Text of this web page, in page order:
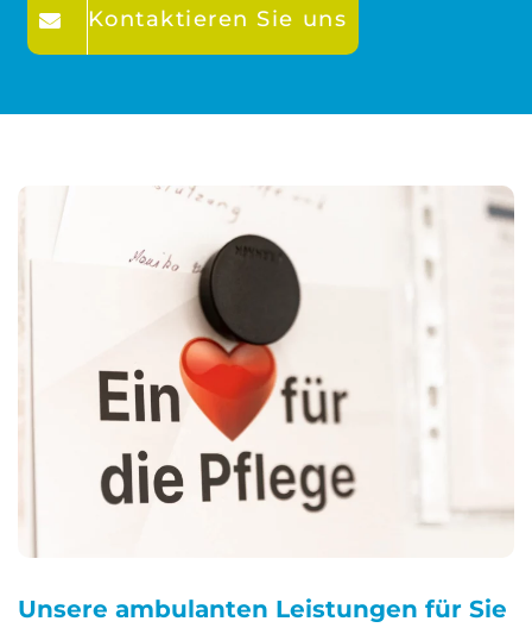
Kontaktieren Sie uns
Unsere ambulanten Leistungen für Sie